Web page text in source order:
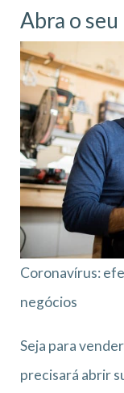
Abra o
Coronavírus:
negócios
Seja para
precisará abrir